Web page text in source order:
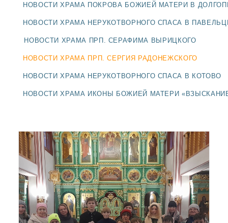
НОВОСТИ
БЛАГОЧИНИЯ
ДОЛГОПРУДНЕНСКОЕ
СЕРГИЕВО-ПОСАДСКОЙ
ЕПАРХИИ
НОВОСТИ ХРАМА ПОКРОВА БОЖИЕЙ МАТЕРИ В
НОВОСТИ ХРАМА НЕРУКОТВОРНОГО СПАСА В
НОВОСТИ ХРАМА ПРП. СЕРАФИМА ВЫРИЦКОГО
НОВОСТИ ХРАМА ПРП. СЕРГИЯ РАДОНЕЖСКОГО
НОВОСТИ ХРАМА НЕРУКОТВОРНОГО СПАСА В КОТОВО
НОВОСТИ ХРАМА ИКОНЫ БОЖИЕЙ МАТЕРИ